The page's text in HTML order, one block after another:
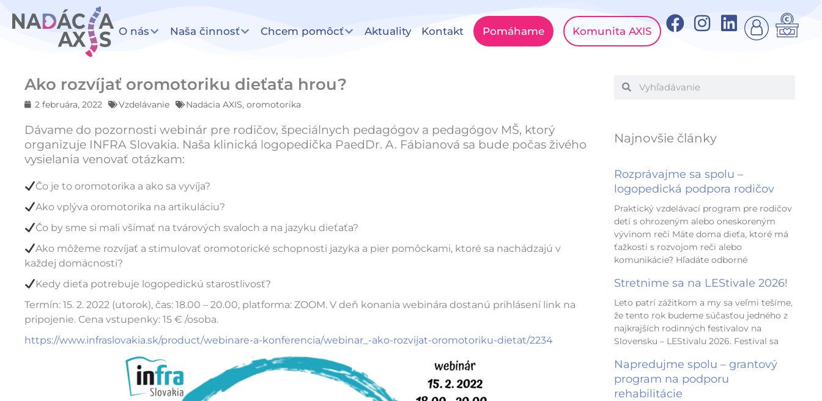
O nás Naša činnosť Chcem pomôcť Aktuality Kontakt Pomáhame Komunita AXIS
F
a
b
o
k
I
r
a
m
L
Ako rozvíjať oromotoriku dieťaťa hrou?
2 februára, 2022 Vzdelávanie Nadácia AXIS, oromotorika
Dávame do pozornosti webinár pre rodičov, špeciálnych pedagógov a pedagógov MŠ, ktorý
organizuje INFRA Slovakia. Naša klinická logopedička PaedDr. A. Fábianová sa bude počas živého
vysielania venovať otázkam:
Čo je to oromotorika a ako sa vyvíja?
Ako vplýva oromotorika na artikuláciu?
Čo by sme si mali všímať na tvárových svaloch a na jazyku dieťaťa?
Ako môžeme rozvíjať a stimulovať oromotorické schopnosti jazyka a pier pomôckami, ktoré sa nachádzajú v
každej domácnosti?
Kedy dieťa potrebuje logopedickú starostlivosť?
Termín: 15. 2. 2022 (utorok), čas: 18.00 – 20.00, platforma: ZOOM. V deň konania webinára dostanú prihlásení link na
pripojenie. Cena vstupenky: 15 € /osoba.
https://www.infraslovakia.sk/product/webinare-a-konferencia/webinar_-ako-rozvijat-oromotoriku-dietat/2234
VyhľadaťVyhľadať
Najnovšie články
Rozprávajme sa spolu –
logopedická podpora rodičov
Praktický vzdelávací program pre rodičov
detí s ohrozeným alebo oneskoreným
vývinom reči Máte doma dieťa, ktoré má
ťažkosti s rozvojom reči alebo
komunikácie? Hľadáte odborné
Stretnime sa na LEStivale 2026!
Leto patrí zážitkom a my sa veľmi tešíme,
že tento rok budeme súčasťou jedného z
najkrajších rodinných festivalov na
Slovensku – LEStivalu 2026. Festival sa
Napredujme spolu – grantový
program na podporu
rehabilitácie